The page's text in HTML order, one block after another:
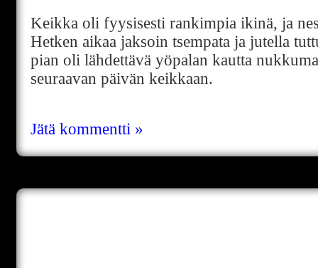
Keikka oli fyysisesti rankimpia ikinä, ja
Hetken aikaa jaksoin tsempata ja jutella
pian oli lähdettävä yöpalan kautta
seuraavan päivän keikkaan.
Jätä kommentti »